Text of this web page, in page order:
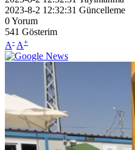
2023-8-2 12:32:31 Güncelleme
0Yorum
541 Gösterim
A- A+